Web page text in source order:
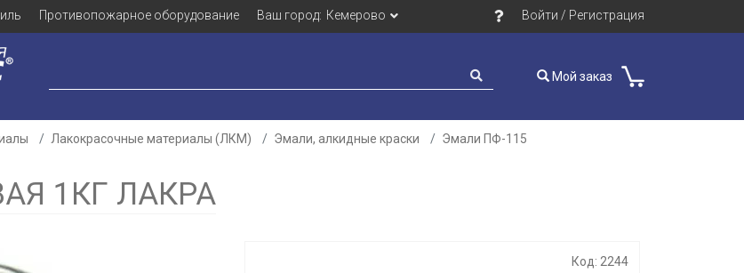
Противопожарное оборудование Ваш город: Кемерово Войти / Регистрация
Мой заказ
Лакокрасочные материалы (ЛКМ) Эмали, алкидные краски
Эмали ПФ-115
1КГ ЛАКРА
Код: 2244